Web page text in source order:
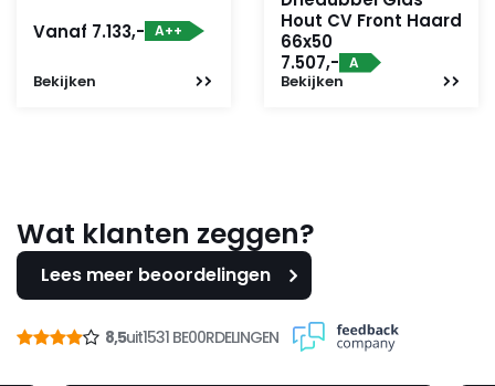
Vanaf 7.133,- A++
Bekijken
Hout CV Front Haard
66x50
7.507,- A
Bekijken
Wat klanten zeggen?
Lees meer beoordelingen
8,5uit1531 BE00RDELINGEN